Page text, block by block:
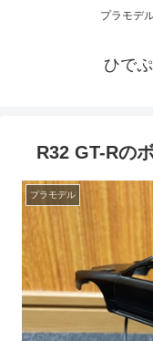
プラモデ
ひで
R32 GT-Rの
プラモデル